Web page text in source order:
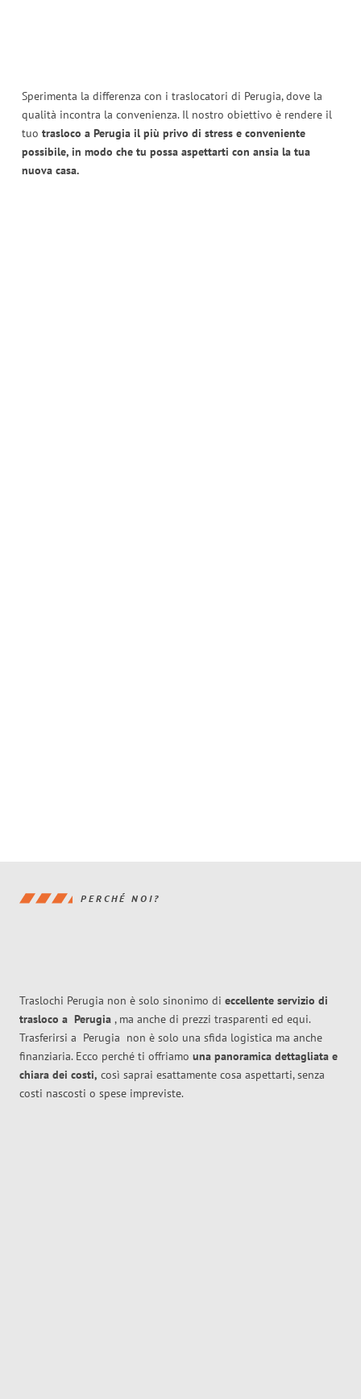
Sperimenta la differenza con i traslocatori di Perugia, dove la
qualità incontra la convenienza. Il nostro obiettivo è rendere il
tuo trasloco a Perugia il più privo di stress e conveniente
possibile, in modo che tu possa aspettarti con ansia la tua
nuova casa.
PERCHÉ NOI?
Traslochi Perugia non è solo sinonimo di eccellente servizio di
trasloco a Perugia , ma anche di prezzi trasparenti ed equi.
Trasferirsi a Perugia non è solo una sfida logistica ma anche
finanziaria. Ecco perché ti offriamo una panoramica dettagliata e
chiara dei costi, così saprai esattamente cosa aspettarti, senza
costi nascosti o spese impreviste.